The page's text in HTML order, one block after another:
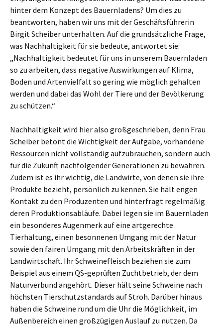
hinter dem Konzept des Bauernladens? Um dies zu
beantworten, haben wir uns mit der Geschäftsführerin
Birgit Scheiber unterhalten. Auf die grundsätzliche Frage,
was Nachhaltigkeit für sie bedeute, antwortet sie:
„Nachhaltigkeit bedeutet für uns in unserem Bauernladen
so zu arbeiten, dass negative Auswirkungen auf Klima,
Boden und Artenvielfalt so gering wie möglich gehalten
werden und dabei das Wohl der Tiere und der Bevölkerung
zu schützen.“
Nachhaltigkeit wird hier also großgeschrieben, denn Frau
Scheiber betont die Wichtigkeit der Aufgabe, vorhandene
Ressourcen nicht vollständig aufzubrauchen, sondern auch
für die Zukunft nachfolgender Generationen zu bewahren.
Zudem ist es ihr wichtig, die Landwirte, von denen sie ihre
Produkte bezieht, persönlich zu kennen. Sie hält engen
Kontakt zu den Produzenten und hinterfragt regelmäßig
deren Produktionsabläufe. Dabei legen sie im Bauernladen
ein besonderes Augenmerk auf eine artgerechte
Tierhaltung, einen besonnenen Umgang mit der Natur
sowie den fairen Umgang mit den Arbeitskräften in der
Landwirtschaft. Ihr Schweinefleisch beziehen sie zum
Beispiel aus einem QS-geprüften Zuchtbetrieb, der dem
Naturverbund angehört. Dieser hält seine Schweine nach
höchsten Tierschutzstandards auf Stroh. Darüber hinaus
haben die Schweine rund um die Uhr die Möglichkeit, im
Außenbereich einen großzügigen Auslauf zu nutzen. Da